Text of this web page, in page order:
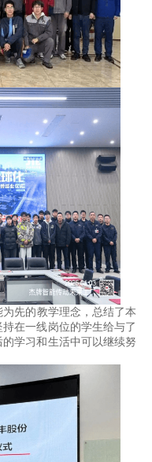
先的教学理念，总结了本
在一线岗位的学生给与了
学习和生活中可以继续努